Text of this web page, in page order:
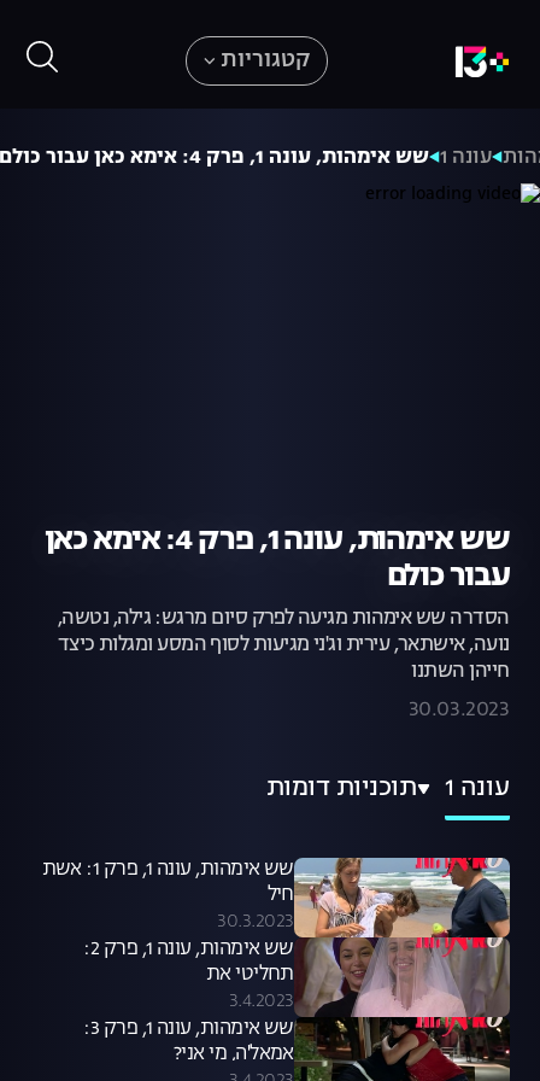
קטגוריות
עונה 1 שש אימהות, עונה 1, פרק 4: אימא כאן עבור כולם
שש אימהות, עונה 1, פרק 4: אימא כאן
עבור כולם
הסדרה שש אימהות מגיעה לפרק סיום מרגש: גילה, נטשה,
נועה, אישתאר, עירית וג'ני מגיעות לסוף המסע ומגלות כיצד
חייהן השתנו
30.03.2023
עונה 1 תוכניות דומות
שש אימהות, עונה 1, פרק 1: אשת
חיל
30.3.2023
שש אימהות, עונה 1, פרק 2:
תחליטי את
3.4.2023
שש אימהות, עונה 1, פרק 3:
אמאל'ה, מי אני?